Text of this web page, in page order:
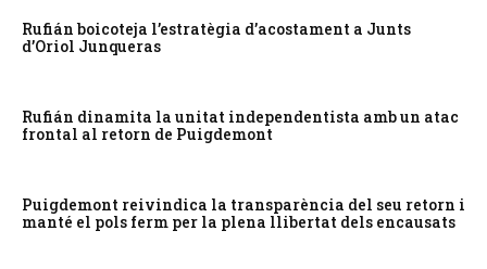
Rufián boicoteja l’estratègia d’acostament a Junts
d’Oriol Junqueras
Rufián dinamita la unitat independentista amb un atac
frontal al retorn de Puigdemont
Puigdemont reivindica la transparència del seu retorn i
manté el pols ferm per la plena llibertat dels encausats